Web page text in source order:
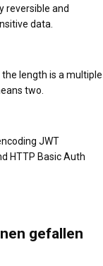
reversible and
data.
length is a multiple
two.
JWT
HTTP Basic Auth
gefallen